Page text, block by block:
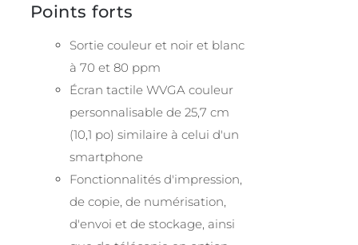
Points forts
Sortie couleur et noir et blanc
à 70 et 80 ppm
Écran tactile WVGA couleur
personnalisable de 25,7 cm
(10,1 po) similaire à celui d'un
smartphone
Fonctionnalités d'impression,
de copie, de numérisation,
d'envoi et de stockage, ainsi